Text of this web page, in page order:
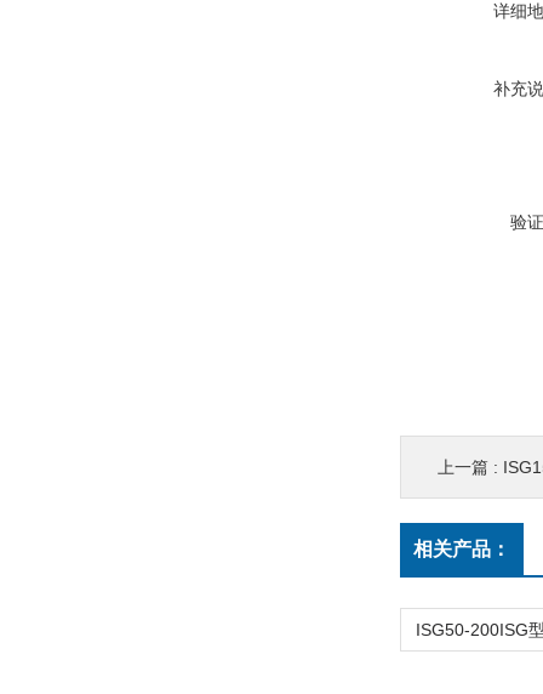
详细
补充
验
上一篇 :
相关产品：